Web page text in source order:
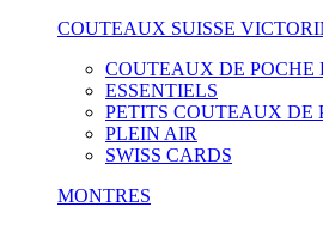
COUTEAUX SUISSE
COUTEAUX DE
ESSENTIELS
PETITS COUTEAUX DE
PLEIN AIR
SWISS CARDS
MONTRES